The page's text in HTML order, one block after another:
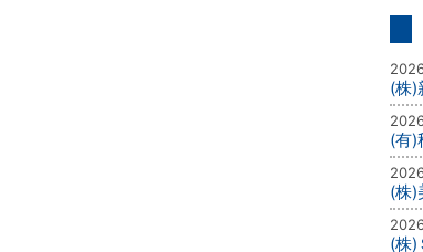
(株)
(有)
(株)
(株)